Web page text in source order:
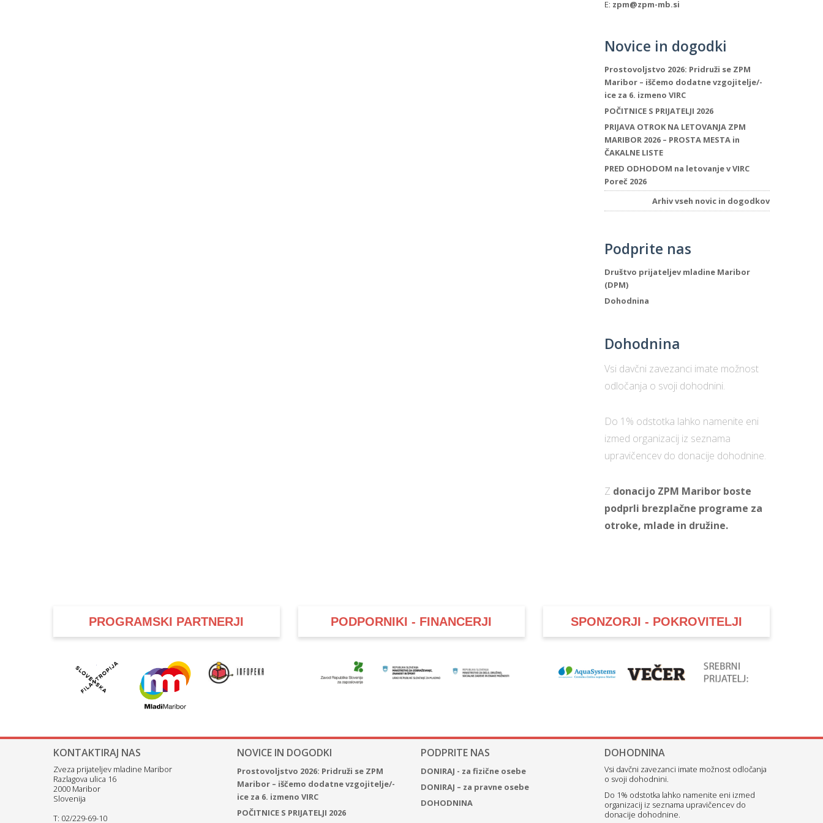
E: zpm@zpm-mb.si
Novice in dogodki
Prostovoljstvo 2026: Pridruži se ZPM
Maribor – iščemo dodatne vzgojitelje/-
ice za 6. izmeno VIRC
POČITNICE S PRIJATELJI 2026
PRIJAVA OTROK NA LETOVANJA ZPM
MARIBOR 2026 – PROSTA MESTA in
ČAKALNE LISTE
PRED ODHODOM na letovanje v VIRC
Poreč 2026
Arhiv vseh novic in dogodkov
Podprite nas
Društvo prijateljev mladine Maribor
(DPM)
Dohodnina
Dohodnina
Vsi davčni zavezanci imate možnost
odločanja o svoji dohodnini.
Do 1% odstotka lahko namenite eni
izmed organizacij iz seznama
upravičencev do donacije dohodnine.
Z donacijo ZPM Maribor boste
podprli brezplačne programe za
otroke, mlade in družine.
PROGRAMSKI PARTNERJI PODPORNIKI - FINANCERJI SPONZORJI - POKROVITELJI
KONTAKTIRAJ NAS
Zveza prijateljev mladine Maribor
Razlagova ulica 16
2000 Maribor
Slovenija
T: 02/229-69-10
NOVICE IN DOGODKI
Prostovoljstvo 2026: Pridruži se ZPM
Maribor – iščemo dodatne vzgojitelje/-
ice za 6. izmeno VIRC
POČITNICE S PRIJATELJI 2026
PODPRITE NAS
DONIRAJ - za fizične osebe
DONIRAJ – za pravne osebe
DOHODNINA
DOHODNINA
Vsi davčni zavezanci imate možnost odločanja
o svoji dohodnini.
Do 1% odstotka lahko namenite eni izmed
organizacij iz seznama upravičencev do
donacije dohodnine.